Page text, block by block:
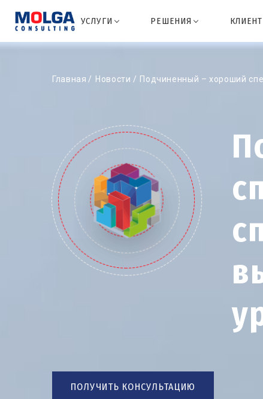
УСЛУГИ РЕШЕНИЯ
Главная Новости Подчиненный – хороший
ПОЛУЧИТЬ КОНСУЛЬТАЦИЮ